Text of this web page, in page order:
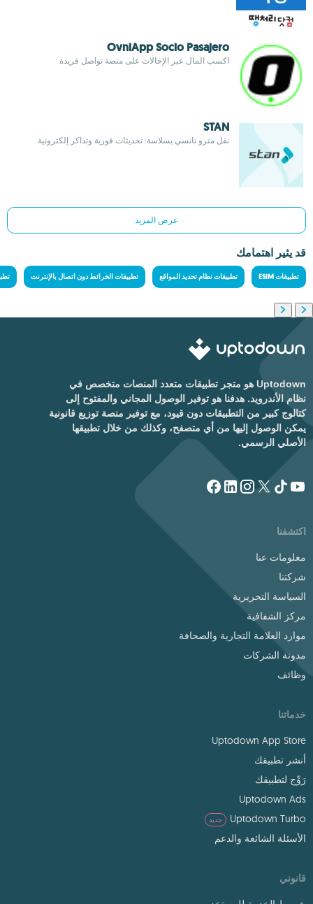
OvniApp Socio Pasajero
اكسب المال عبر الإحالات على منصة تواصل فريدة
STAN
نقل مترو نانسي بسلاسة: تحديثات فورية وتذاكر إلكترونية
عرض المزيد
قد يثير اهتمامك
تطبيقات ESIM تطبيقات نظام تحديد المواقع تطبيقات الخرائط دون اتصال بالإنترنت
Uptodown هو متجر تطبيقات متعدد المنصات متخصص في
نظام الأندرويد. هدفنا هو توفير الوصول المجاني والمفتوح إلى
كتالوج كبير من التطبيقات دون قيود، مع توفير منصة توزيع قانونية
يمكن الوصول إليها من أي متصفح، وكذلك من خلال تطبيقها
الأصلي الرسمي.
اكتشفنا
معلومات عنا
شركتنا
السياسة التحريرية
مركز الشفافية
موارد العلامة التجارية والصحافة
مدونة الشركات
وظائف
خدماتنا
Uptodown App Store
أنشر تطبيقك
رَوِّج لتطبيقك
Uptodown Ads
Uptodown Turbo
جديد
الأسئلة الشائعة والدعم
قانوني